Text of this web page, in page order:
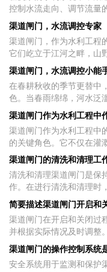
控制水流走向、调节流量
渠道闸门，水流调控专家
渠道闸门，作为水利工程
它们屹立于江河之畔，山
渠道闸门，水流调控小能
在春耕秋收的季节更替中
色。当春雨绵绵，河水泛
渠道闸门作为水利工程中
渠道闸门作为水利工程中
的关键角色。它不仅在灌
渠道闸门的清洗和清理工
清洗和清理渠道闸门是保
作。在进行清洗和清理时
简要描述渠道闸门开启和
渠道闸门在开启和关闭过
并根据实际情况及时调整
渠道闸门的操作控制系统
安全系统用于监测和保护